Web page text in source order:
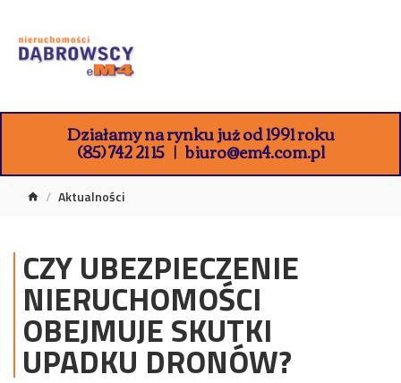
Działamy na rynku już od 1991 roku
(85) 742 21 15 biuro@em4.com.pl
Aktualności
CZY UBEZPIECZENIE
NIERUCHOMOŚCI
OBEJMUJE SKUTKI
UPADKU DRONÓW?